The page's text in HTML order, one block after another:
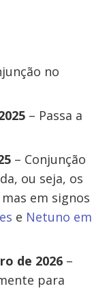
no
– Passa a
– Conjunção
ou seja, os
em signos
e Netuno em
de 2026 –
para